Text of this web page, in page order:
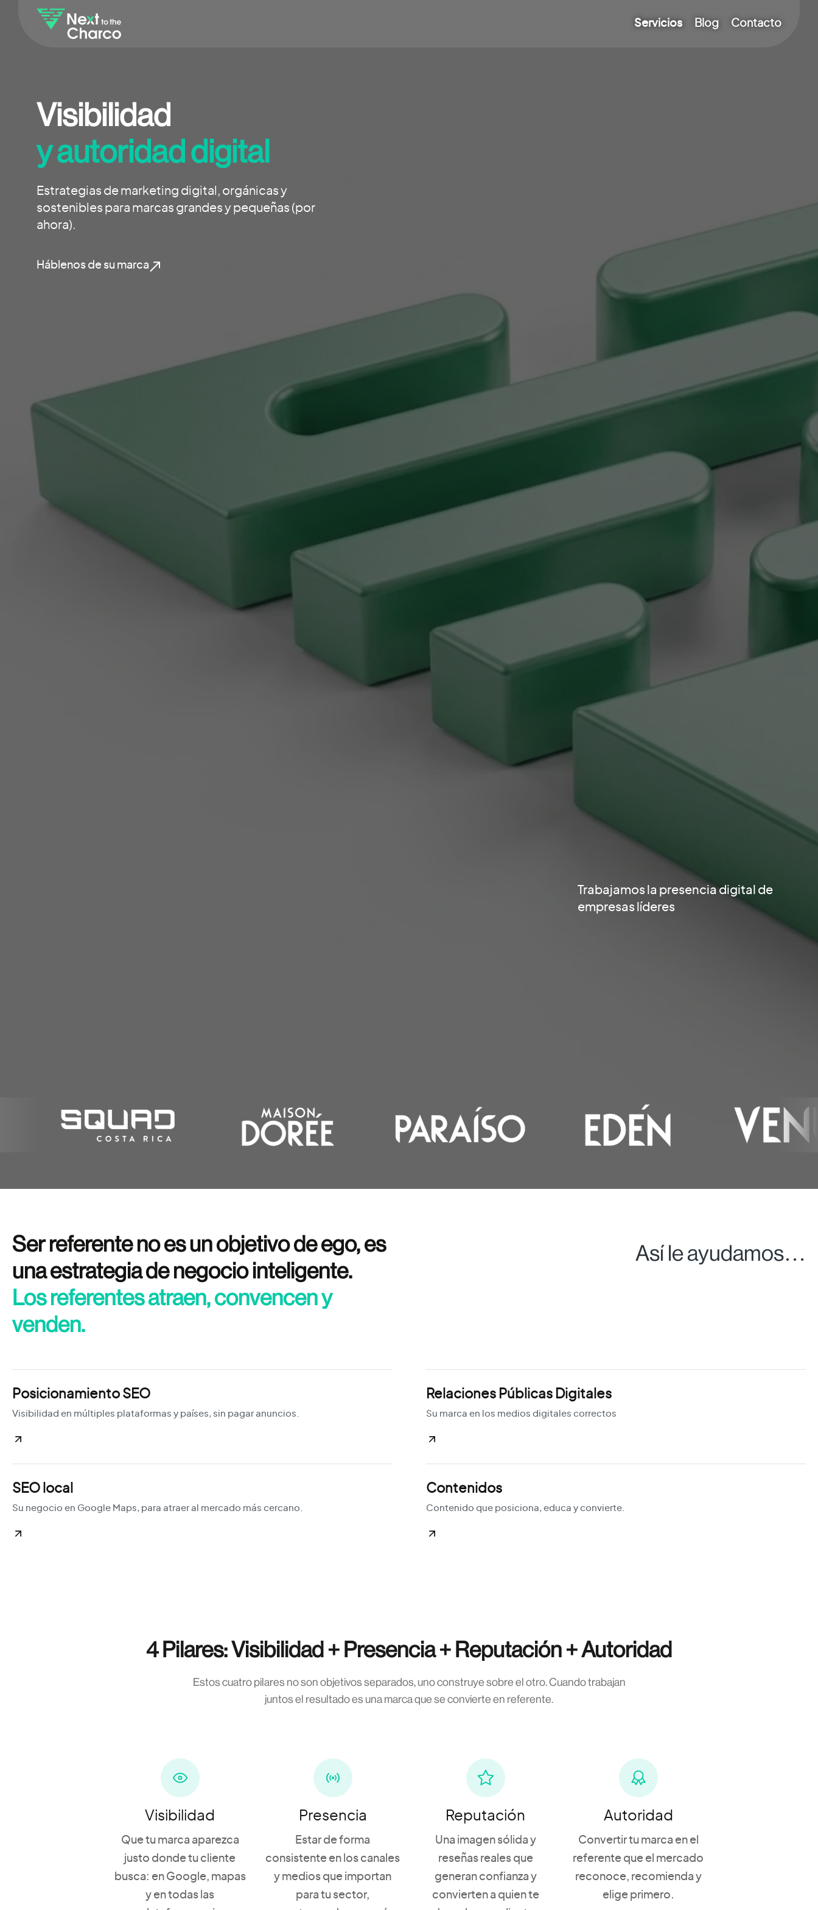
Servicios Blog Contacto
Visibilidad
y autoridad digital
Estrategias de marketing digital, orgánicas y
sostenibles para marcas grandes y pequeñas (por
ahora).
Trabajamos la presencia digital de
empresas líderes
Háblenos de su marca
Ser referente no es un objetivo de ego, es
una estrategia de negocio inteligente.
Los referentes atraen, convencen y
venden.
Así le ayudamos…
Posicionamiento SEO
Visibilidad en múltiples plataformas y países, sin pagar anuncios.
Relaciones Públicas Digitales
Su marca en los medios digitales correctos
SEO local
Su negocio en Google Maps, para atraer al mercado más cercano.
Contenidos
Contenido que posiciona, educa y convierte.
4 Pilares: Visibilidad + Presencia + Reputación + Autoridad
Estos cuatro pilares no son objetivos separados, uno construye sobre el otro. Cuando trabajan
juntos el resultado es una marca que se convierte en referente.
Visibilidad
Que tu marca aparezca
justo donde tu cliente
busca: en Google, mapas
y en todas las
Presencia
Estar de forma
consistente en los canales
y medios que importan
para tu sector,
Reputación
Una imagen sólida y
reseñas reales que
generan confianza y
convierten a quien te
Autoridad
Convertir tu marca en el
referente que el mercado
reconoce, recomienda y
elige primero.